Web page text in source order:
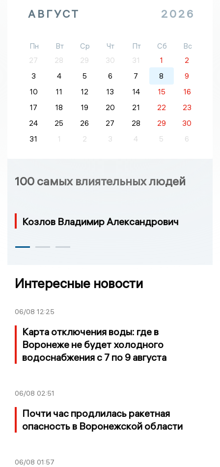
АВГУСТ 2026
Пн Вт Ср Чт Пт Сб
Вс
27
28 29 30 31 1
2
3
4 5 6 7 8
9
10
11 12 13 14 15
16
17
18 19 20 21 22
23
24
25 26 27 28 29
30
31
1 2 3 4 5 6
100 самых влиятельных людей
Козлов Владимир Александрович
Интересные новости
06/08 12:25
Карта отключения воды: где в
Воронеже не будет холодного
водоснабжения с 7 по 9 августа
06/08 02:51
Почти час продлилась ракетная
опасность в Воронежской области
06/08 01:57